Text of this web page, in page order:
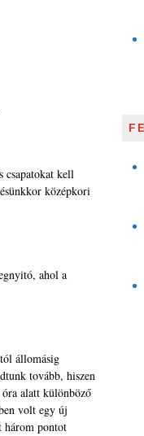
csapatokat kell
középkori
ahol a
állomásig
tovább, hiszen
alatt különböző
volt egy új
három pontot